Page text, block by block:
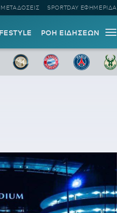
SPORTDAY ΕΦΗΜΕΡΙΔΑ
ΡΟΗ ΕΙΔΗΣΕΩΝ